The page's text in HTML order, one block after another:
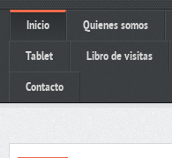
Inicio Quienes somos
Tablet Libro de visitas
Contacto